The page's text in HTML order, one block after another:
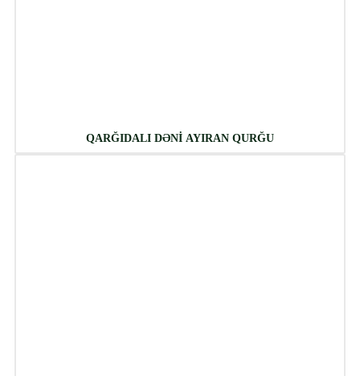
QARĞIDALI DƏNİ AYIRAN QURĞU